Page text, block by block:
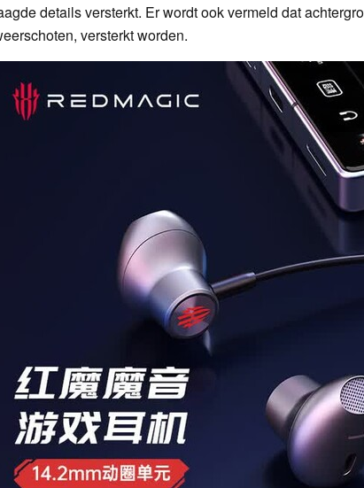
details versterkt. Er wordt ook vermeld dat
versterkt worden.